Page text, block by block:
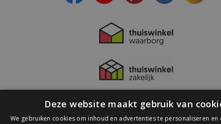
Deze website maakt gebruik van
We gebruiken cookies om inhoud en advertenties te personaliseren en